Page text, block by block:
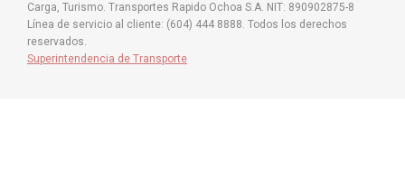
Carga, Turismo. Transportes Rapido Ochoa S.A. NIT: 890902875-8
Línea de servicio al cliente: (604) 444 8888. Todos los derechos
reservados.
Superintendencia de Transporte